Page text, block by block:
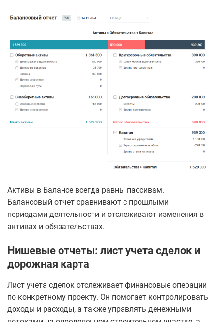
Активы в Балансе всегда равны пассивам.
Балансовый отчет сравнивают с прошлыми
периодами деятельности и отслеживают изменения в
активах и обязательствах.
Нишевые отчеты: лист учета сделок и
дорожная карта
Лист учета сделок отслеживает финансовые операции
по конкретному проекту. Он помогает контролировать
доходы и расходы, а также управлять денежными